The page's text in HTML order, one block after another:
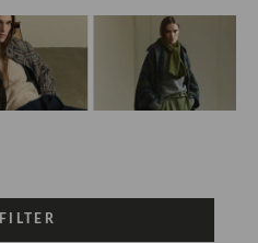
FILTER